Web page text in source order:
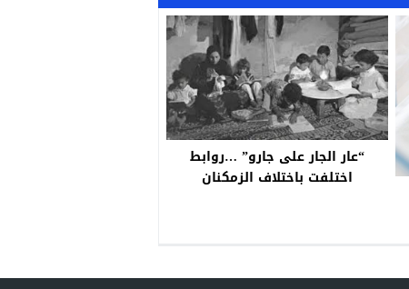
“عار الجار على جارو” …روابط
اختلفت باختلاف الزمكنان